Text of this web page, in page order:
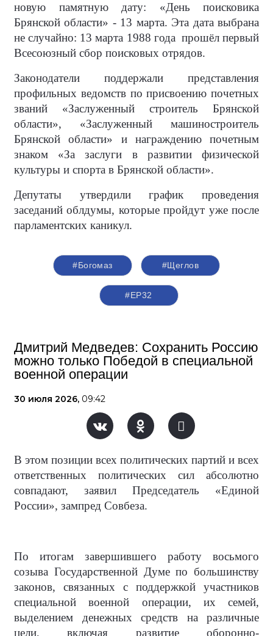
новую памятную дату: «День поисковика
Брянской области» - 13 марта. Эта дата выбрана
не случайно: 13 марта 1988 года прошёл первый
Всесоюзный сбор поисковых отрядов.
Законодатели поддержали представления
профильных ведомств по присвоению почетных
званий «Заслуженный строитель Брянской
области», «Заслуженный машиностроитель
Брянской области» и награждению почетным
знаком «За заслуги в развитии физической
культуры и спорта в Брянской области».
Депутаты утвердили график проведения
заседаний облдумы, которые пройдут уже после
парламентских каникул.
#Богомаз #Щеглов
#ЕР32
Дмитрий Медведев: Сохранить Россию
можно только Победой в специальной
военной операции
30 июля 2026, 09:42
В этом позиции всех политических партий и всех
ответственных политических сил абсолютно
совпадают, заявил Председатель «Единой
России», зампред Совбеза.
По итогам завершившего работу восьмого
созыва Государственной Думе по большинству
законов, связанных с поддержкой участников
специальной военной операции, их семей,
выделением денежных средств на различные
цели, включая развитие оборонно-